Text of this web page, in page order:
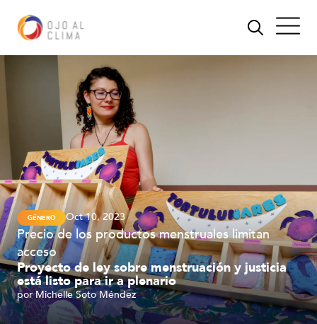
GÉNERO Oct 10, 2023
Precio de los productos menstruales limitan
acceso
Proyecto de ley sobre menstruación y justicia
está listo para ir a plenario
porMichelle Soto Méndez